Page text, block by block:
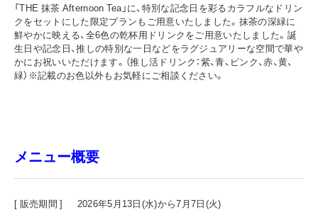
「THE 抹茶 Afternoon Tea」に、特別な記念日を彩るカラフルなドリン
クをセットにした限定プランもご用意いたしました。抹茶の深緑に
鮮やかに映える、全6色の乾杯用ドリンクをご用意いたしました。誕
生日や記念日、推しの特別な一日などをラグジュアリーな空間で華や
かにお祝いいただけます。（推し活ドリンク：紫、青、ピンク、赤、黄、
緑）※記載のお色以外もお気軽にご相談ください。
メニュー概要
[ 販売期間 ] 2026年5月13日(水)から7月7日(火)